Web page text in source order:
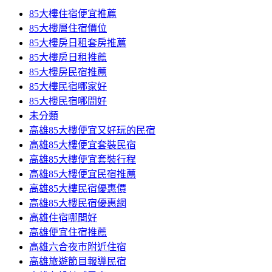
85大樓住宿便宜推薦
85大樓層住宿價位
85大樓房日租套房推薦
85大樓房日租推薦
85大樓房民宿推薦
85大樓民宿哪家好
85大樓民宿哪間好
未分類
高雄85大樓便宜又好玩的民宿
高雄85大樓便宜套裝民宿
高雄85大樓便宜套裝行程
高雄85大樓便宜民宿推薦
高雄85大樓民宿優惠價
高雄85大樓民宿優惠網
高雄住宿哪間好
高雄便宜住宿推薦
高雄六合夜市附近住宿
高雄旅遊節目報導民宿